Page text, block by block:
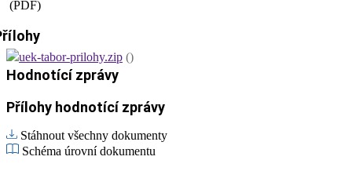
(PDF)
uek-tabor-prilohy.zip ()
Hodnotící zprávy
Přílohy hodnotící zprávy
Stáhnout všechny dokumenty
Schéma úrovní dokumentu